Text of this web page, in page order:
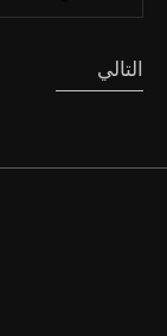
التالي